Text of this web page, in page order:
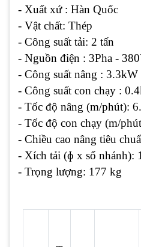
- Xuất xứ : Hàn Quốc
- Vật chất: Thép
- Công suất tải: 2 tấn
- Nguồn điện : 3Pha -
- Công suất nâng : 3.3kW
- Công suất con chạy :
- Tốc độ nâng (m/phút):
- Tốc độ con chạy (m/
- Chiều cao nâng tiêu
- Xích tải (ɸ x số nhánh):
- Trọng lượng: 177 kg